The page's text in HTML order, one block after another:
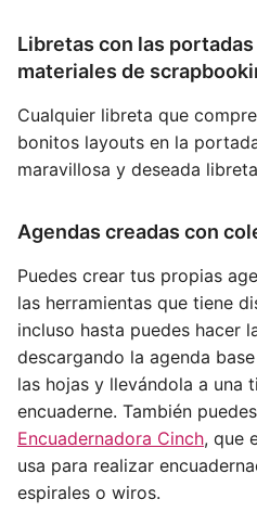
Libretas con las
materiales de
Cualquier libreta que
bonitos layouts en la
maravillosa y deseada
Agendas creadas con
Puedes crear tus propias
las herramientas que tiene
incluso hasta puedes hacer
descargando la agenda
las hojas y llevándola a una
encuaderne. También
Encuadernadora Cinch, que
usa para realizar
espirales o wiros.